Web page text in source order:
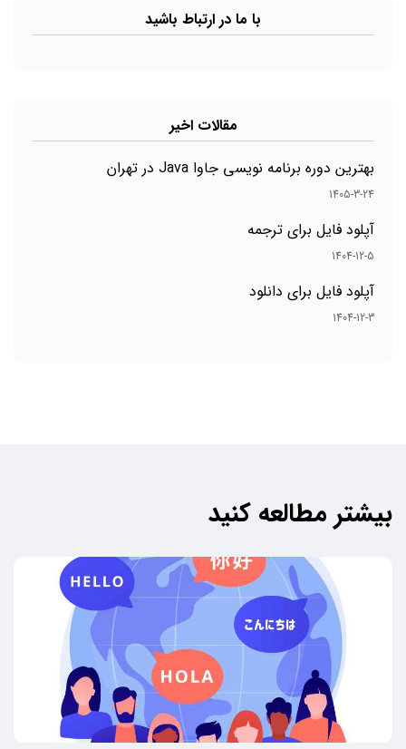
با ما در ارتباط باشید
مقالات اخیر
بهترین دوره برنامه نویسی جاوا Java در تهران
1405-3-24
آپلود فایل برای ترجمه
1404-12-5
آپلود فایل برای دانلود
1404-12-3
بیشتر مطالعه کنید